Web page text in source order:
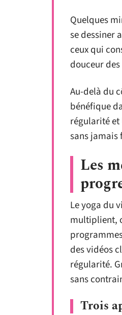
Quelques
se dessiner
ceux qui
douceur
Au-delà du
bénéfique
régularité et
sans jamais
Les
Le yoga du
multiplient,
des vidéos
régularité.
sans
Trois